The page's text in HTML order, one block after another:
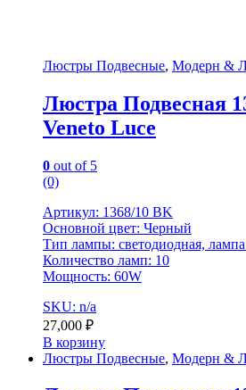
Люстры Подвесные, Модерн &
Люстра Подвесная
Veneto Luce
0 out of 5
(0)
Артикул: 1368/10 BK
Основной цвет: Черный
Тип лампы: светодиодная,
Количество ламп: 10
Мощность: 60W
SKU: n/a
27,000 ₽
В корзину
Люстры Подвесные, Модерн &